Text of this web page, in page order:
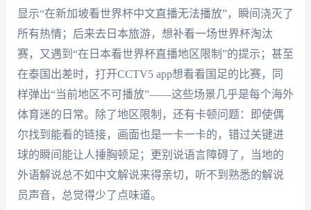
显示“在新加坡看世界杯中文直播无法播放”，瞬间浇灭了
所有热情；后来去日本旅游，想补看一场世界杯淘汰
赛，又遇到“在日本看世界杯直播地区限制”的提示；甚至
在泰国出差时，打开CCTV5 app想看看国足的比赛，同
样弹出“当前地区不可播放”——这些场景几乎是每个海外
体育迷的日常。除了地区限制，还有卡顿问题：即使偶
尔找到能看的链接，画面也是一卡一卡的，错过关键进
球的瞬间能让人捶胸顿足；更别说语言障碍了，当地的
外语解说总不如中文解说来得亲切，听不到熟悉的解说
员声音，总觉得少了点味道。